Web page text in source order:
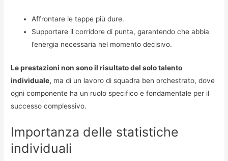
Affrontare le tappe più dure.
Supportare il corridore di punta, garantendo che abbia
l’energia necessaria nel momento decisivo.
Le prestazioni non sono il risultato del solo talento
individuale, ma di un lavoro di squadra ben orchestrato, dove
ogni componente ha un ruolo specifico e fondamentale per il
successo complessivo.
Importanza delle statistiche
individuali